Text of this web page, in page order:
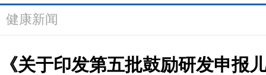
健康新闻
《关于印发第五批鼓励研发申报